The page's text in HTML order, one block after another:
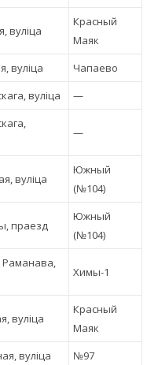
вулiца
Красный
Маяк
вулiца
Чапаево
вулiца
—
—
вулiца
Южный
(№104)
праезд
Южный
(№104)
Раманава,
Химы-1
вулiца
Красный
Маяк
вулiца
№97